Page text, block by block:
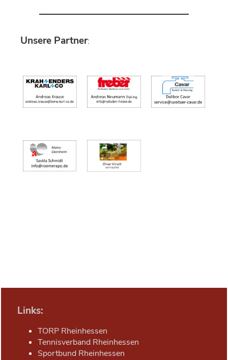
Unsere Partner:
Links:
TORP Rheinhessen
Tennisverband Rheinhessen
Sportbund Rheinhessen